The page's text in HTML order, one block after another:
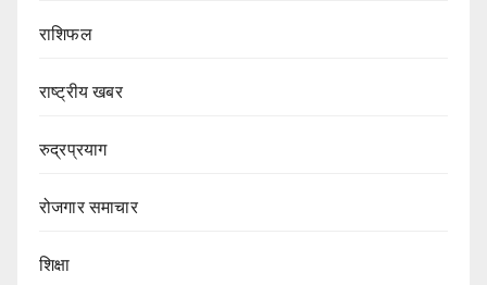
राशिफल
राष्ट्रीय खबर
रुद्रप्रयाग
रोजगार समाचार
शिक्षा